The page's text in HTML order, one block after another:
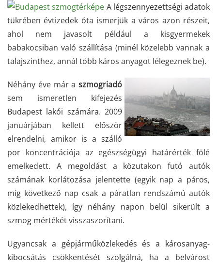
A légszennyezettségi adatok
tükrében évtizedek óta ismerjük a város azon részeit,
ahol nem javasolt például a kisgyermekek
babakocsiban való szállítása (minél közelebb vannak a
talajszinthez, annál több káros anyagot lélegeznek be).
Néhány éve már a szmogriadó
sem ismeretlen kifejezés
Budapest lakói számára. 2009
januárjában kellett először
elrendelni, amikor is a szálló
por koncentrációja az egészségügyi határérték fölé
emelkedett. A megoldást a közutakon futó autók
számának korlátozása jelentette (egyik nap a páros,
míg következő nap csak a páratlan rendszámú autók
közlekedhettek), így néhány napon belül sikerült a
szmog mértékét visszaszorítani.
Ugyancsak a gépjárműközlekedés és a károsanyag-
kibocsátás csökkentését szolgálná, ha a belvárost